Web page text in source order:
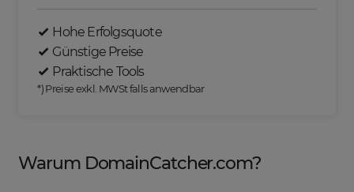
Warum DomainCatcher.com?
Hohe Erfolgsquote
Günstige Preise
Praktische Tools
*) Preise exkl. MWSt falls anwendbar